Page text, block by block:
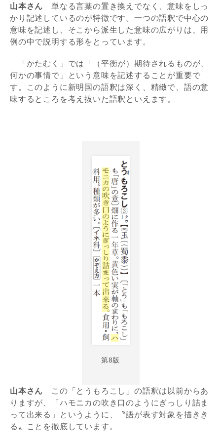
山本さん 単なる言葉の置き換えでなく、意味をしっ
かり記述しているのが特徴です。一つの語釈で中心の
意味を記述し、そこから派生した意味の広がりは、用
例の中で説明する形をとっています。
「かたむく」では「（平衡が）期待されるものが、
何かの事情で」という意味を記述することが重要で
す。このように新明国の語釈は深く、精緻で、語の意
味するところを考え抜いた語釈といえます。
第8版
山本さん この「とうもろこし」の語釈は以前からあ
りますが、「ハモニカの吹き口のようにぎっしり詰ま
って出来る」というように、〝語が表す対象を描きき
る〟ことを徹底しています。